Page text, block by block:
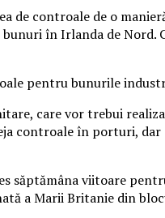
de controale de o
în Irlanda de
pentru bunurile
care vor trebui
controale în porturi,
săptămâna viitoare
a Marii Britanie din